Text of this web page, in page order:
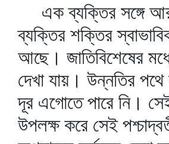
এক ব্যক্তির সঙ্গে
ব্যক্তির শক্তির
আছে। জাতিবিশেষের
দেখা যায়। উন্নতির
দূর এগোতে পারে নি।
উপলক্ষ করে সেই